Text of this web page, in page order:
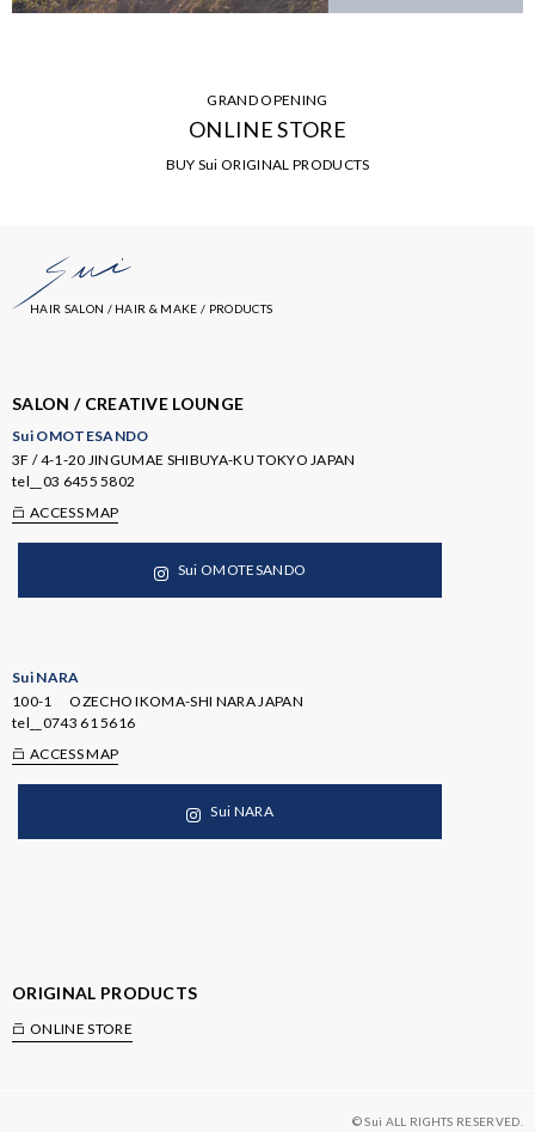
GRAND OPENING
ONLINE STORE
BUY Sui ORIGINAL PRODUCTS
HAIR SALON / HAIR & MAKE / PRODUCTS
SALON / CREATIVE LOUNGE
Sui OMOTESANDO
3F / 4-1-20 JINGUMAE SHIBUYA-KU TOKYO JAPAN
tel__ 03 6455 5802
ACCESS MAP
Sui OMOTESANDO
Sui NARA
100-1 OZECHO IKOMA-SHI NARA JAPAN
tel__ 0743 61 5616
ACCESS MAP
Sui NARA
ORIGINAL PRODUCTS
ONLINE STORE
© Sui ALL RIGHTS RESERVED.